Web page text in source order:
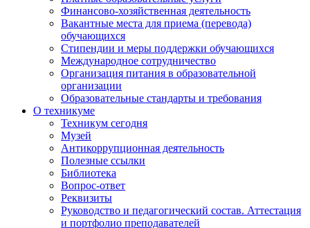
Финансово-хозяйственная деятельность
Вакантные места для приема (перевода)
обучающихся
Стипендии и меры поддержки обучающихся
Международное сотрудничество
Организация питания в образовательной
организации
Образовательные стандарты и требования
О техникуме
Техникум сегодня
Музей
Антикоррупционная деятельность
Полезные ссылки
Библиотека
Вопрос-ответ
Реквизиты
Руководство и педагогический состав. Аттестация
и портфолио преподавателей